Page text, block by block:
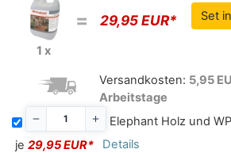
1 x
= 29,95 EUR*
Versandkosten: 5,95
Arbeitstage
Elephant Holz und
je 29,95 EUR* Details